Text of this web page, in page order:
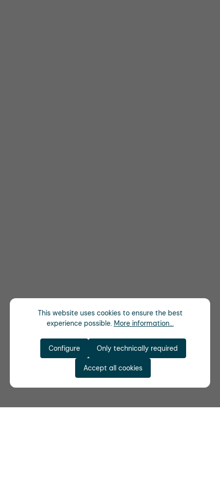
This website uses cookies to ensure the best
experience possible. More information...
Only technically required
Configure
Accept all cookies